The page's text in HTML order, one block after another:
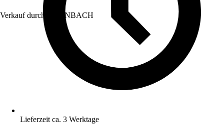
Verkauf durch: HORNBACH
Lieferzeit ca. 3 Werktage